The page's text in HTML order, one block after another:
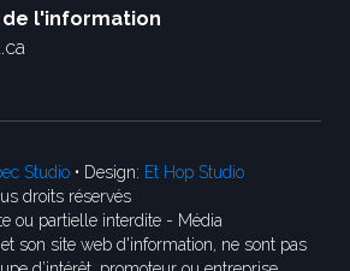
l'information
Studio • Design: Et Hop Studio
droits réservés
ou partielle interdite - Média
son site web d'information, ne sont pas